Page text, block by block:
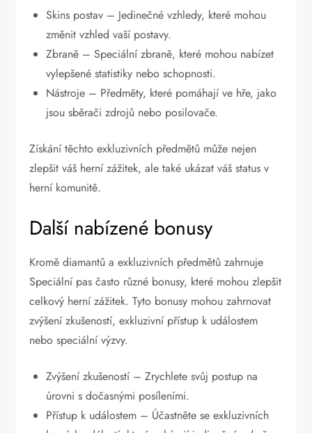
Skins postav – Jedinečné vzhledy, které mohou
změnit vzhled vaší postavy.
Zbraně – Speciální zbraně, které mohou nabízet
vylepšené statistiky nebo schopnosti.
Nástroje – Předměty, které pomáhají ve hře, jako
jsou sběrači zdrojů nebo posilovače.
Získání těchto exkluzivních předmětů může nejen
zlepšit váš herní zážitek, ale také ukázat váš status v
herní komunitě.
Další nabízené bonusy
Kromě diamantů a exkluzivních předmětů zahrnuje
Speciální pas často různé bonusy, které mohou zlepšit
celkový herní zážitek. Tyto bonusy mohou zahrnovat
zvýšení zkušeností, exkluzivní přístup k událostem
nebo speciální výzvy.
Zvýšení zkušeností – Zrychlete svůj postup na
úrovni s dočasnými posíleními.
Přístup k událostem – Účastněte se exkluzivních